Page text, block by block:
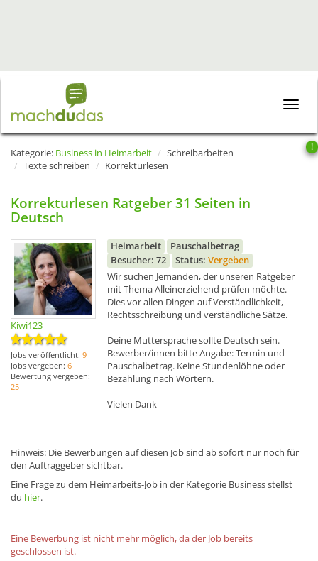
Toggle
!
Kategorie: Business in Heimarbeit
Schreibarbeiten
Texte schreiben
Korrekturlesen
Korrekturlesen Ratgeber 31 Seiten in
Deutsch
Kiwi123
Jobs veröffentlicht: 9
Jobs vergeben: 6
Bewertung vergeben:
25
Heimarbeit
Pauschalbetrag
Besucher: 72
Status: Vergeben
Wir suchen Jemanden, der unseren Ratgeber
mit Thema Alleinerziehend prüfen möchte.
Dies vor allen Dingen auf Verständlichkeit,
Rechtsschreibung und verständliche Sätze.
Deine Muttersprache sollte Deutsch sein.
Bewerber/innen bitte Angabe: Termin und
Pauschalbetrag. Keine Stundenlöhne oder
Bezahlung nach Wörtern.
Vielen Dank
Hinweis: Die Bewerbungen auf diesen Job sind ab sofort nur noch für
den Auftraggeber sichtbar.
Eine Frage zu dem Heimarbeits-Job in der Kategorie Business stellst
du hier.
Eine Bewerbung ist nicht mehr möglich, da der Job bereits
geschlossen ist.